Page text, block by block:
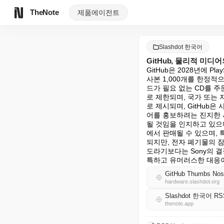
TheNote 제품에이전트
Slashdot 한국어
GitHub, 물리적 미디
GitHub은 2028년에
사본 1,000개를 한정적
드가 필요 없는 CD를
로 제한되며, 국가 또는
로 제시되며, GitHub은
어를 홍보하려는 진지한
될 것임을 인지하고 있
에서 판매될 수 있으며,
되지만, 전자 폐기물의
도라기보다는 Sony의
특하고 유머러스한 대응
GitHub Thumbs
hardware.slashdot.org
Slashdot 한국어
thenote.app